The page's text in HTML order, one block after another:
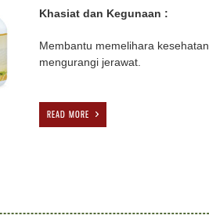
Khasiat dan Kegunaan :
Membantu memelihara
mengurangi jerawat.
READ MORE